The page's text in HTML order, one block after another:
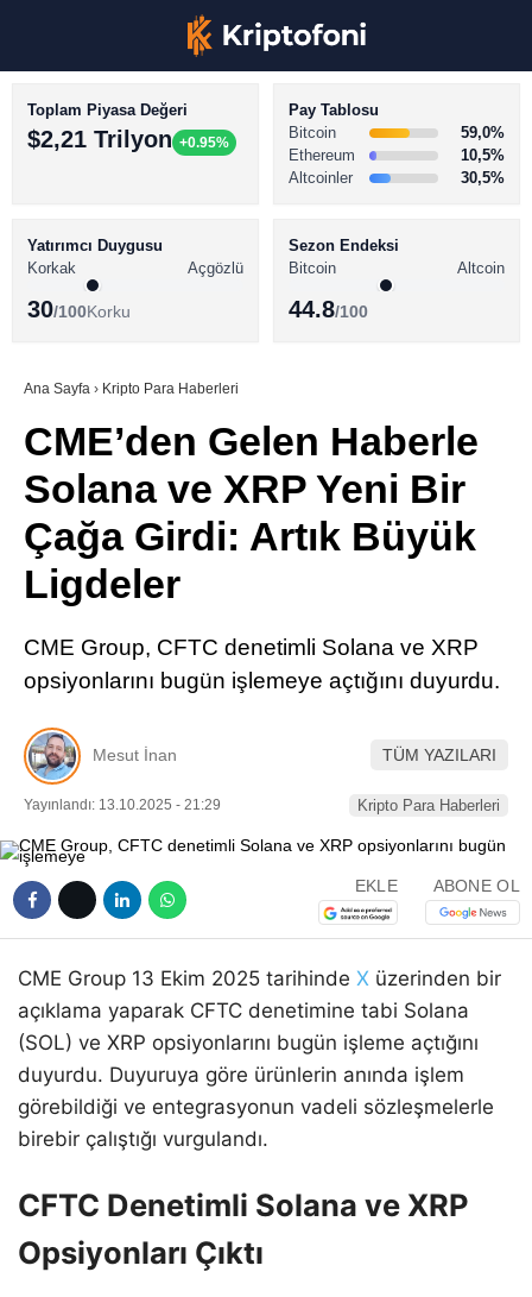
Youtube
TikTok
Pinterest
Telegram
BİTCOİN HABERLERİ
ALTCOİN HABERLERİ
SÖZLÜK
Toplam Piyasa Değeri
$2,21 Trilyon +0.95%
Pay Tablosu
Bitcoin
59,0%
Ethereum
10,5%
Altcoinler
30,5%
Yatırımcı Duygusu
Korkak
Açgözlü
30/100Korku
Sezon Endeksi
Bitcoin
Altcoin
44.8/100
Ana Sayfa › Kripto Para Haberleri
CME’den Gelen Haberle
Solana ve XRP Yeni Bir
Çağa Girdi: Artık Büyük
Ligdeler
CME Group, CFTC denetimli Solana ve XRP
opsiyonlarını bugün işlemeye açtığını duyurdu.
Mesut İnan TÜM YAZILARI
Yayınlandı: 13.10.2025 - 21:29 Kripto Para Haberleri
EKLE ABONE OL
CME Group 13 Ekim 2025 tarihinde X üzerinden bir
açıklama yaparak CFTC denetimine tabi Solana
(SOL) ve XRP opsiyonlarını bugün işleme açtığını
duyurdu. Duyuruya göre ürünlerin anında işlem
görebildiği ve entegrasyonun vadeli sözleşmelerle
birebir çalıştığı vurgulandı.
CFTC Denetimli Solana ve XRP
Opsiyonları Çıktı